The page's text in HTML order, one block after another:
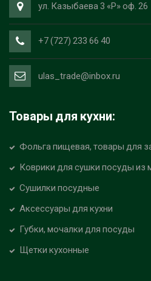
ул. Казыбаева 3 «Р» оф. 26
+7 (727) 233 66 40
ulas_trade@inbox.ru
Товары для кухни:
Фольга пищевая, товары для
Коврики для сушки посуды из
Сушилки посудные
Аксессуары для кухни
Губки, мочалки для посуды
Щетки кухонные